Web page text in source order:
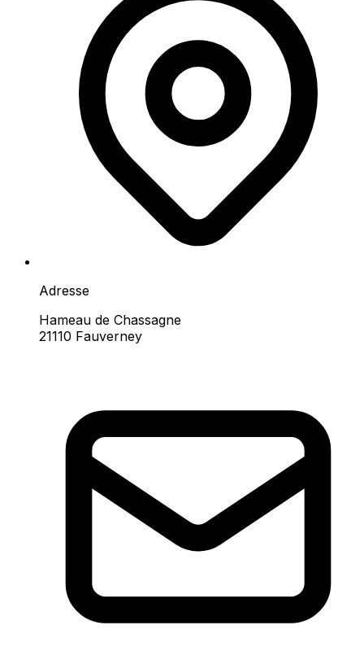
Adresse
Hameau de Chassagne
21110 Fauverney